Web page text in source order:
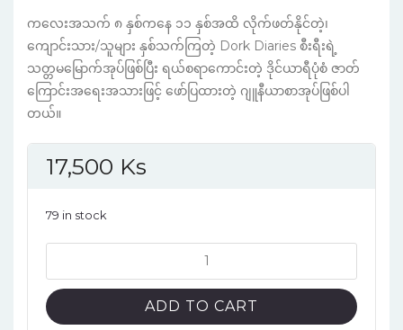
ကလေးအသက် ၈ နှစ်ကနေ ၁၁ နှစ်အထိ လိုက်ဖတ်နိုင်တဲ့၊
ကျောင်းသား/သူများ နှစ်သက်ကြတဲ့ Dork Diaries စီးရီးရဲ့
သတ္တမမြောက်အုပ်ဖြစ်ပြီး ရယ်စရာကောင်းတဲ့ ဒိုင်ယာရီပုံစံ ဇာတ်
ကြောင်းအရေးအသားဖြင့် ဖော်ပြထားတဲ့ ဂျူနီယာစာအုပ်ဖြစ်ပါ
တယ်။
17,500 Ks
79 in stock
Diaries
7:
Tales
ADD TO CART